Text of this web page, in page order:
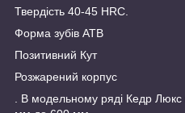
Твердість 40-45 HRC.
Форма зубів ATB
Позитивний Кут
Розжарений корпус
. В модельному ряді Кедр Люкс